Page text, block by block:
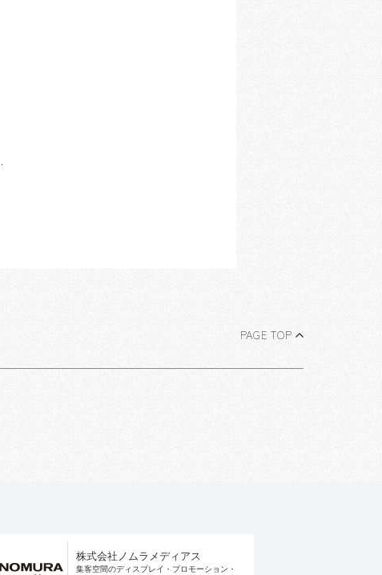
PAGE TOP
株式会社ノムラメディアス
集客空間のディスプレイ・プロモーション・